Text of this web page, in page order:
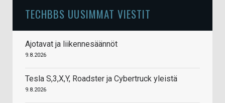
TECHBBS UUSIMMAT VIESTIT
Ajotavat ja liikennesäännöt
9.8.2026
Tesla S,3,X,Y, Roadster ja Cybertruck yleistä
9.8.2026